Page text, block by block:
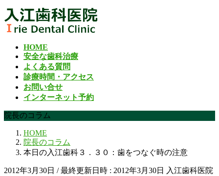
コ
ン
テ
ナ
ビ
ゲ
HOME
安全な歯科治療
よくある質問
診療時間・アクセス
お問い合せ
インターネット予約
院長のコラム
HOME
院長のコラム
本日の入江歯科３．３０：歯をつなぐ時の注意
2012年3月30日 / 最終更新日時 : 2012年3月30日
入江歯科医院